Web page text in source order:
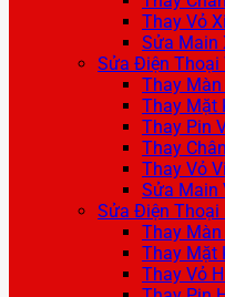
Thay Vỏ
Sửa Main
Sửa Điện Thoại
Thay
Thay Mặt
Thay Pin
Thay
Thay Vỏ
Sửa Main
Sửa Điện Thoại
Thay
Thay Mặt
Thay Vỏ